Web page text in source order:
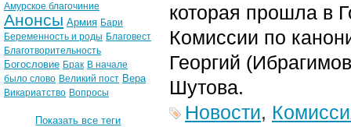
которая прошла в
Комиссии по
Георгий
Шутова.
Новости,
Амурское благочиние
Анонсы Армия Бари
Беременность и роды Благовест
Благотворительность
Богословие Брак В начале
было слово Великий пост Вера
Викариатство Вопросы
Показать все теги